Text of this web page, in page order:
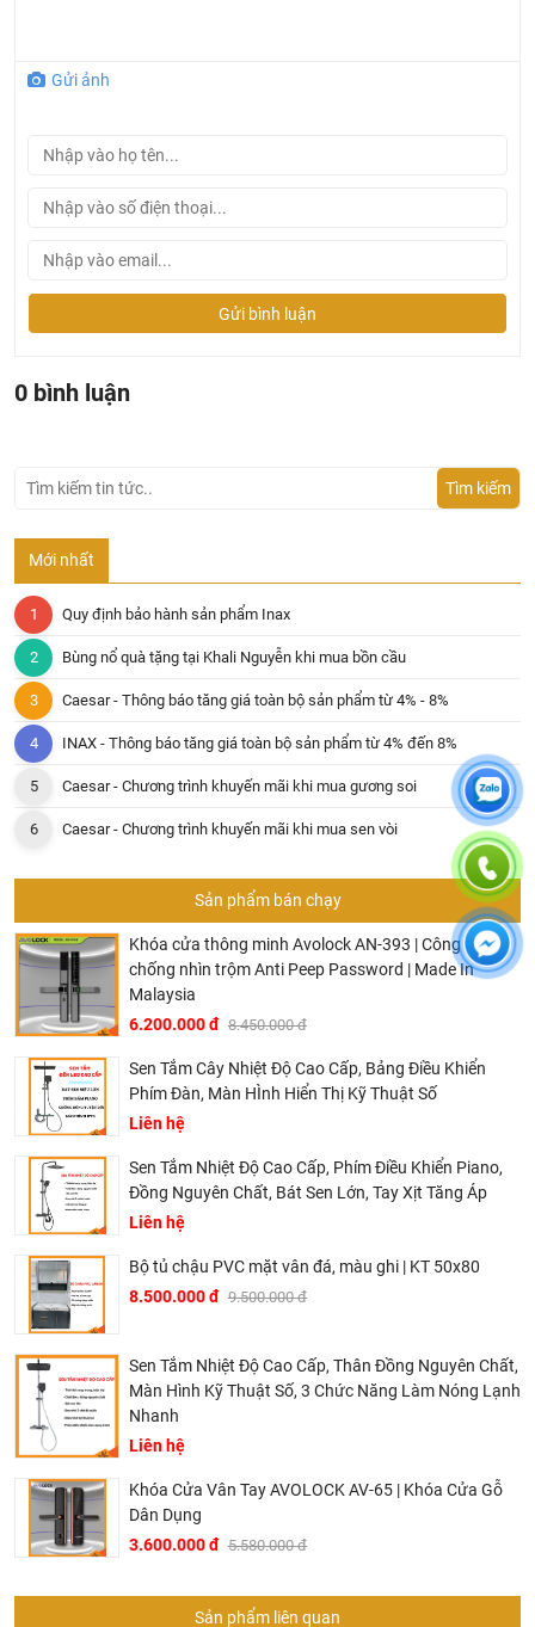
Gửi ảnh
Gửi bình luận
0 bình luận
Tìm kiếm
Mới nhất
Quy định bảo hành sản phẩm Inax
Bùng nổ quà tặng tại Khali Nguyễn khi mua bồn cầu
Caesar - Thông báo tăng giá toàn bộ sản phẩm từ 4% - 8%
INAX - Thông báo tăng giá toàn bộ sản phẩm từ 4% đến 8%
Caesar - Chương trình khuyến mãi khi mua gương soi
Caesar - Chương trình khuyến mãi khi mua sen vòi
Sản phẩm bán chạy
Khóa cửa thông minh Avolock AN-393 | Công nghệ
chống nhìn trộm Anti Peep Password | Made In
Malaysia
6.200.000 đ 8.450.000 đ
Sen Tắm Cây Nhiệt Độ Cao Cấp, Bảng Điều Khiển
Phím Đàn, Màn HÌnh Hiển Thị Kỹ Thuật Số
Liên hệ
Sen Tắm Nhiệt Độ Cao Cấp, Phím Điều Khiển Piano,
Đồng Nguyên Chất, Bát Sen Lớn, Tay Xịt Tăng Áp
Liên hệ
Bộ tủ chậu PVC mặt vân đá, màu ghi | KT 50x80
8.500.000 đ 9.500.000 đ
Sen Tắm Nhiệt Độ Cao Cấp, Thân Đồng Nguyên Chất,
Màn Hình Kỹ Thuật Số, 3 Chức Năng Làm Nóng Lạnh
Nhanh
Liên hệ
Khóa Cửa Vân Tay AVOLOCK AV-65 | Khóa Cửa Gỗ
Dân Dụng
3.600.000 đ 5.580.000 đ
Sản phẩm liên quan